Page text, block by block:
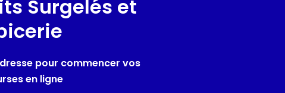
Région viticole :Vin de la Communauté Européenne
Terroirs et sols :
Robe :Une belle robe jaune pâle aux reflets verts.
Bouche :En bouche, le vin est équilibré et frais.
Sucrosité :
Surgelés et
pour commencer vos
en ligne